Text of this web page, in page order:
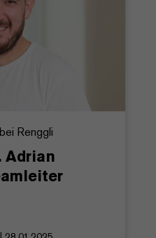
Renggli
Adrian